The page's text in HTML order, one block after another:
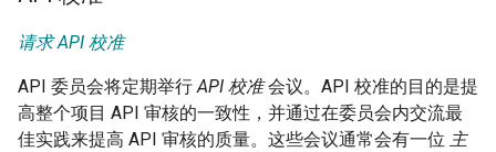
请求 API 校准
API 委员会将定期举行API 校准会议。API 校准的目的是提
高整个项目 API 审核的一致性，并通过在委员会内交流最
佳实践来提高 API 审核的质量。这些会议通常会有一位 主